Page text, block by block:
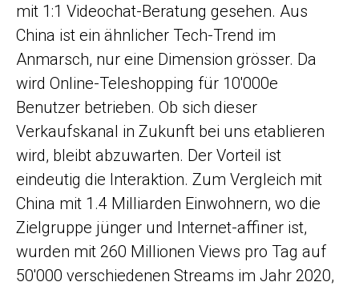
mit 1:1 Videochat-Beratung gesehen. Aus
China ist ein ähnlicher Tech-Trend im
Anmarsch, nur eine Dimension grösser. Da
wird Online-Teleshopping für 10'000e
Benutzer betrieben. Ob sich dieser
Verkaufskanal in Zukunft bei uns etablieren
wird, bleibt abzuwarten. Der Vorteil ist
eindeutig die Interaktion. Zum Vergleich mit
China mit 1.4 Milliarden Einwohnern, wo die
Zielgruppe jünger und Internet-affiner ist,
wurden mit 260 Millionen Views pro Tag auf
50'000 verschiedenen Streams im Jahr 2020,